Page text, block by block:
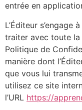
entrée en
L’Éditeur s’engage
traiter avec toute la
Politique de
manière dont
que vous lui
utilisez ce site
l’URL https://